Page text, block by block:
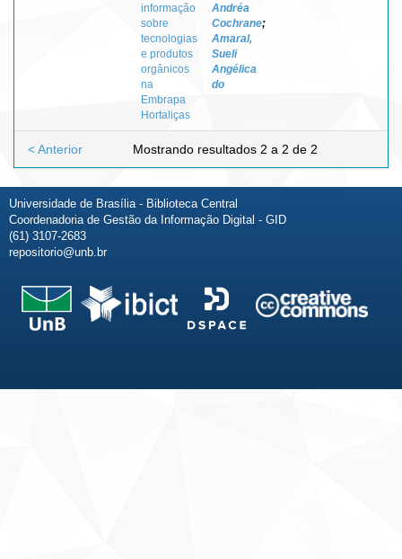
informação
sobre
tecnologias
e produtos
orgânicos
na
Embrapa
Hortaliças
Andréa
Cochrane;
Amaral,
Sueli
Angélica
do
Mostrando resultados 2 a 2 de 2
< Anterior
Universidade de Brasília - Biblioteca Central
Coordenadoria de Gestão da Informação Digital - GID
(61) 3107-2683
repositorio@unb.br